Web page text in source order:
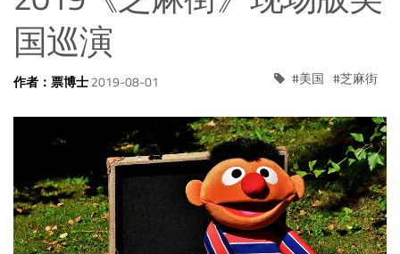
国巡演
作者：票博士2019-08-01 美国 芝麻街